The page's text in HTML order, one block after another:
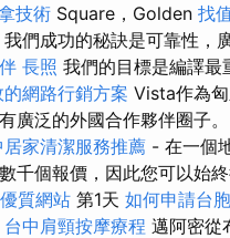
技術 Square，Golden 找
們成功的秘訣是可靠性，
長照 我們的目標是編譯最
網路行銷方案 Vista作為
廣泛的外國合作夥伴圈子。
居家清潔服務推薦 - 在一個
千個報價，因此您可以始
質網站 第1天 如何申請台
台中肩頸按摩療程 邁阿密從